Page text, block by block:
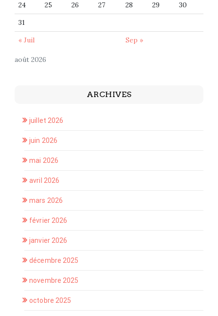
août 2026
24
25 26 27 28 29
30
31
« Juil
Sep »
ARCHIVES
juillet 2026
juin 2026
mai 2026
avril 2026
mars 2026
février 2026
janvier 2026
décembre 2025
novembre 2025
octobre 2025